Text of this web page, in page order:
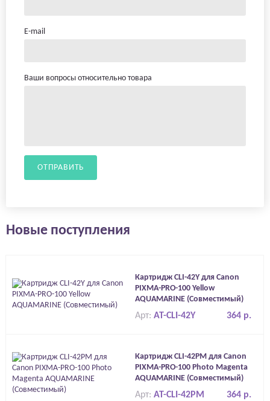
E-mail
Ваши вопросы относительно товара
ОТПРАВИТЬ
Новые поступления
Картридж CLI-42Y для Canon
PIXMA-PRO-100 Yellow
AQUAMARINE (Совместимый)
364 р.
Арт:AT-CLI-42Y
Картридж CLI-42PM для Canon
PIXMA-PRO-100 Photo Magenta
AQUAMARINE (Совместимый)
364 р.
Арт: AT-CLI-42PM